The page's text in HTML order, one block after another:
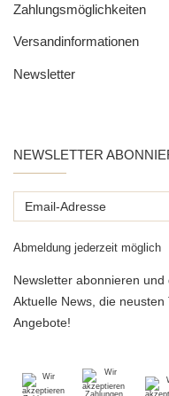
Zahlungsmöglichkeiten
Versandinformationen
Newsletter
NEWSLETTER
Email-
Abmeldung jederzeit möglich
Newsletter abonnieren
Aktuelle News, die
Angebote!